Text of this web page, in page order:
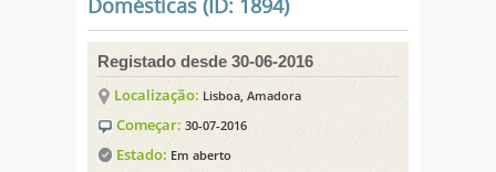
Domésticas (ID: 1894)
Registado desde 30-06-2016
Localização: Lisboa, Amadora
Começar: 30-07-2016
Estado: Em aberto